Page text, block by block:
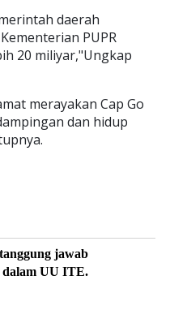
daerah
PUPR
20 miliyar,"Ungkap
merayakan Cap Go
dan hidup
jawab
dalam UU ITE.